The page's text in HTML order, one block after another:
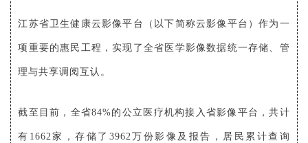
江苏省卫生健康云影像平台（以下简称云影像平台）作为一
项重要的惠民工程，实现了全省医学影像数据统一存储、管
理与共享调阅互认。
截至目前，全省84%的公立医疗机构接入省影像平台，共计
有1662家，存储了3962万份影像及报告，居民累计查询